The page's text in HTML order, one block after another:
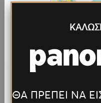
ΘΑ ΠΡΕΠΕΙ ΝΑ